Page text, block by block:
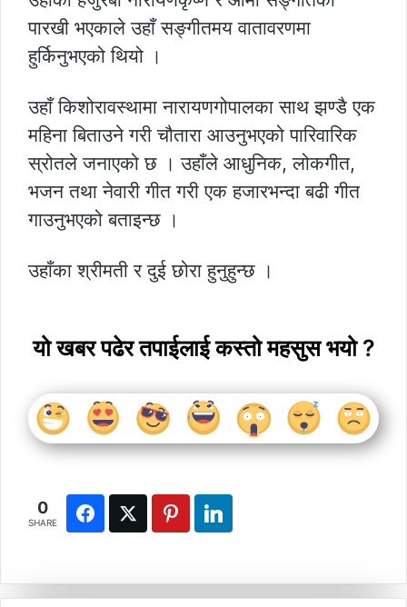
पारखी भएकाले उहाँ सङ्गीतमय वातावरणमा
हुर्किनुभएको थियो ।
उहाँ किशोरावस्थामा नारायणगोपालका साथ झण्डै एक
महिना बिताउने गरी चौतारा आउनुभएको पारिवारिक
स्रोतले जनाएको छ । उहाँले आधुनिक, लोकगीत,
भजन तथा नेवारी गीत गरी एक हजारभन्दा बढी गीत
गाउनुभएको बताइन्छ ।
उहाँका श्रीमती र दुई छोरा हुनुहुन्छ ।
यो खबर पढेर तपाईलाई कस्तो महसुस भयो ?
0
SHARE